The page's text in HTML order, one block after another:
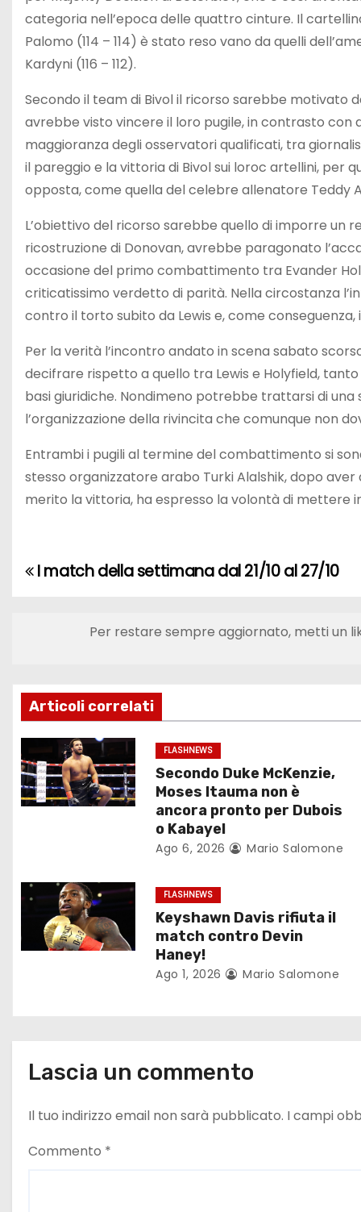
categoria nell’epoca delle quattro cinture. Il
Palomo (114 – 114) è stato reso vano da quelli
Kardyni (116 – 112).
Secondo il team di Bivol il ricorso sarebbe motivato
avrebbe visto vincere il loro pugile, in contrasto con
maggioranza degli osservatori qualificati, tra
il pareggio e la vittoria di Bivol sui loroc artellini, per
opposta, come quella del celebre allenatore Teddy
L’obiettivo del ricorso sarebbe quello di imporre un
ricostruzione di Donovan, avrebbe paragonato
occasione del primo combattimento tra Evander
criticatissimo verdetto di parità. Nella circostanza
contro il torto subito da Lewis e, come
Per la verità l’incontro andato in scena sabato
decifrare rispetto a quello tra Lewis e Holyfield,
basi giuridiche. Nondimeno potrebbe trattarsi di
l’organizzazione della rivincita che comunque non
Entrambi i pugili al termine del combattimento si
stesso organizzatore arabo Turki Alalshik, dopo
merito la vittoria, ha espresso la volontà di mettere
N
g
a
z
i
n
a
c
o
l
I match della settimana dal 21/10 al 27/10
Per restare sempre aggiornato, metti un
Articoli correlati
FLASHNEWS
Secondo Duke McKenzie,
Moses Itauma non è
ancora pronto per Dubois
o Kabayel
Ago 6, 2026 Mario Salomone
FLASHNEWS
Keyshawn Davis rifiuta il
match contro Devin
Haney!
Ago 1, 2026 Mario Salomone
Lascia un commento
Il tuo indirizzo email non sarà pubblicato. I campi
Commento *